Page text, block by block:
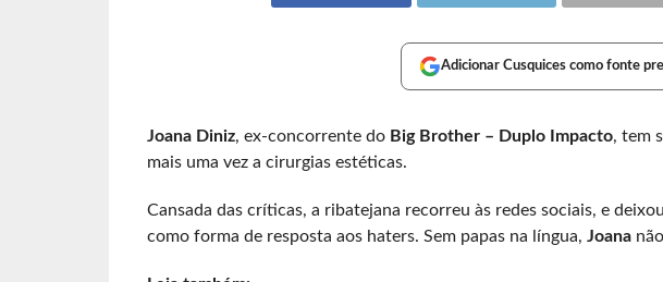
Adicionar Cusquices como fonte
Joana Diniz, ex-concorrente do Big Brother – Duplo Impacto, tem
mais uma vez a cirurgias estéticas.
Cansada das críticas, a ribatejana recorreu às redes sociais, e
como forma de resposta aos haters. Sem papas na língua, Joananão